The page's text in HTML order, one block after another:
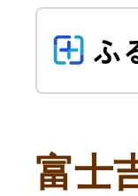
富士